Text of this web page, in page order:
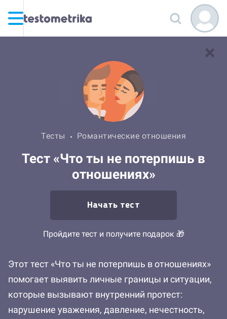
Тесты Романтические отношения
Тест «Что ты не потерпишь в
отношениях»
Начать тест
Пройдите тест и получите подарок 🎁
Этот тест «Что ты не потерпишь в отношениях»
помогает выявить личные границы и ситуации,
которые вызывают внутренний протест:
нарушение уважения, давление, нечестность,